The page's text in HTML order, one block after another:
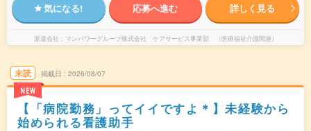
気になる! 応募へ進む 詳しく見る
派遣会社 マンパワーグループ株式会社 ケアサービス事業部 （医療福祉介護関連）
未読
NEW
掲載日 2026/08/07
【「病院勤務」ってイイですよ＊】未経験から
始められる看護助手